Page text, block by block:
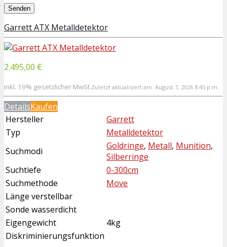
Garrett ATX Metalldetektor
2.495,00 €
inkl. 19% gesetzlicher MwSt.Zuletzt aktualisiert am: August 7, 2026 8:45 p.m.
DetailsKaufen
Hersteller
Garrett
Typ
Metalldetektor
Suchmodi
Goldringe, Metall, Munition,
Silberringe
Suchtiefe
0-300cm
Suchmethode
Move
Länge verstellbar
Sonde wasserdicht
Eigengewicht
4kg
Diskriminierungsfunktion